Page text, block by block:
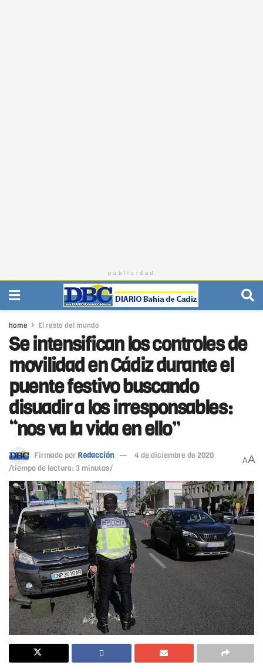
publicidad
home El resto del mundo
Se intensifican los controles de
movilidad en Cádiz durante el
puente festivo buscando
disuadir a los irresponsables:
“nos va la vida en ello”
Firmado por Redacción
4 de diciembre de 2020
/tiempo de lectura: 3 minutos/
AA